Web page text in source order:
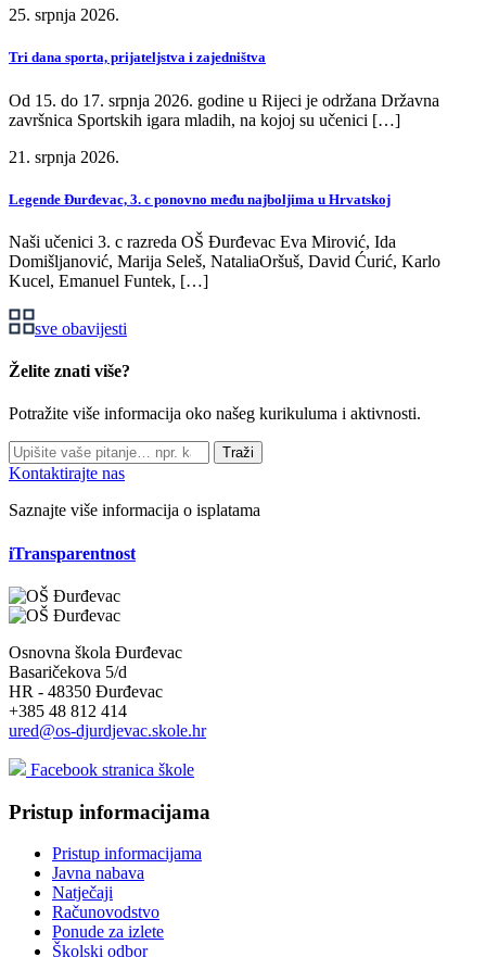
25. srpnja 2026.
Tri dana sporta, prijateljstva i zajedništva
Od 15. do 17. srpnja 2026. godine u Rijeci je održana Državna
završnica Sportskih igara mladih, na kojoj su učenici […]
21. srpnja 2026.
Legende Đurđevac, 3. c ponovno među najboljima u Hrvatskoj
Naši učenici 3. c razreda OŠ Đurđevac Eva Mirović, Ida
Domišljanović, Marija Seleš, NataliaOršuš, David Ćurić, Karlo
Kucel, Emanuel Funtek, […]
sve obavijesti
Želite znati više?
Potražite više informacija oko našeg kurikuluma i aktivnosti.
Traži
Kontaktirajte nas
Saznajte više informacija o isplatama
iTransparentnost
Osnovna škola Đurđevac
Basaričekova 5/d
HR - 48350 Đurđevac
+385 48 812 414
ured@os-djurdjevac.skole.hr
Facebook stranica škole
Pristup informacijama
Pristup informacijama
Javna nabava
Natječaji
Računovodstvo
Ponude za izlete
Školski odbor